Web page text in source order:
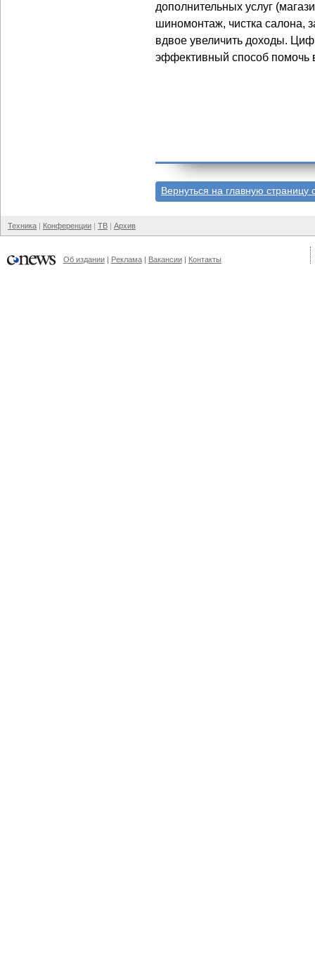
дополнительных услуг
шиномонтаж, чистка салона,
вдвое увеличить доходы.
эффективный способ помочь
Вернуться на главную страницу
Техника Конференции ТВ Архив
Об издании Реклама Вакансии Контакты